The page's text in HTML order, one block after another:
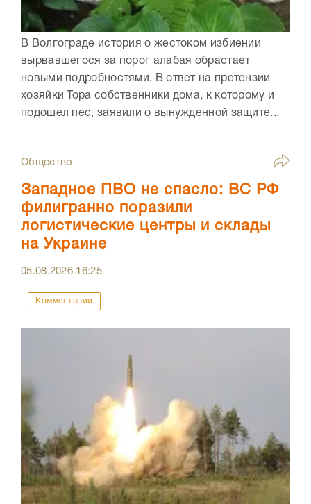
В Волгограде история о жестоком избиении
вырвавшегося за порог алабая обрастает
новыми подробностями. В ответ на претензии
хозяйки Тора собственники дома, к которому и
подошел пес, заявили о вынужденной защите...
Общество
Западное ПВО не спасло: ВС РФ
филигранно поразили
логистические центры и склады
на Украине
05.08.2026 16:25
Комментарии